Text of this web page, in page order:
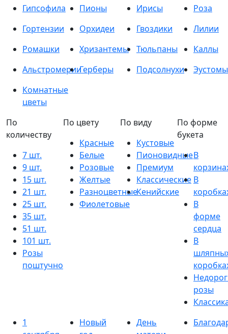
Гипсофила
Пионы Ирисы
Роза
Гортензии
Орхидеи Гвоздики
Лилии
Ромашки
Хризантемы Тюльпаны
Каллы
АльстромерииГерберы Подсолнухи
Эустомы
Комнатные
цветы
По
количеству
7 шт.
9 шт.
15 шт.
21 шт.
25 шт.
35 шт.
51 шт.
101 шт.
Розы
поштучно
По цвету
Красные
Белые
Розовые
Желтые
Разноцветные
Фиолетовые
По виду
Кустовые
Пионовидные
Премиум
Классические
Кенийские
По форме
букета
В
В
В
форме
сердца
В
розы
1
Новый
День